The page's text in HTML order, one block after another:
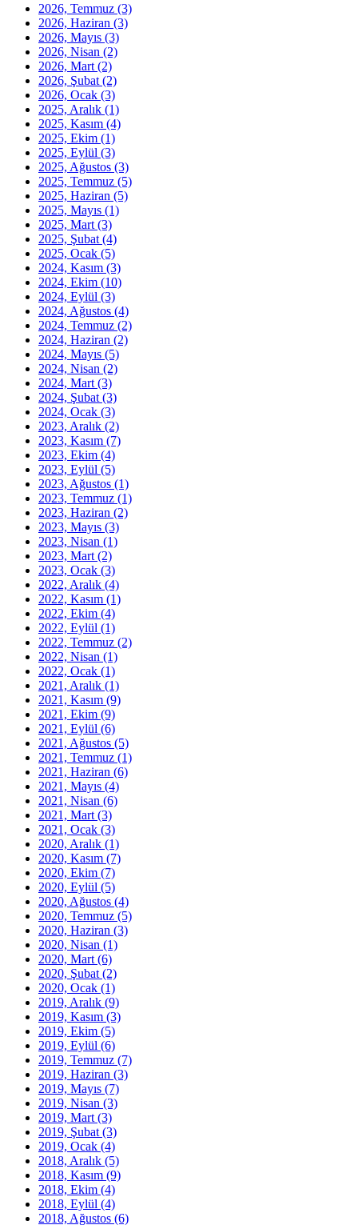
2026, Temmuz (3)
2026, Haziran (3)
2026, Mayıs (3)
2026, Nisan (2)
2026, Mart (2)
2026, Şubat (2)
2026, Ocak (3)
2025, Aralık (1)
2025, Kasım (4)
2025, Ekim (1)
2025, Eylül (3)
2025, Ağustos (3)
2025, Temmuz (5)
2025, Haziran (5)
2025, Mayıs (1)
2025, Mart (3)
2025, Şubat (4)
2025, Ocak (5)
2024, Kasım (3)
2024, Ekim (10)
2024, Eylül (3)
2024, Ağustos (4)
2024, Temmuz (2)
2024, Haziran (2)
2024, Mayıs (5)
2024, Nisan (2)
2024, Mart (3)
2024, Şubat (3)
2024, Ocak (3)
2023, Aralık (2)
2023, Kasım (7)
2023, Ekim (4)
2023, Eylül (5)
2023, Ağustos (1)
2023, Temmuz (1)
2023, Haziran (2)
2023, Mayıs (3)
2023, Nisan (1)
2023, Mart (2)
2023, Ocak (3)
2022, Aralık (4)
2022, Kasım (1)
2022, Ekim (4)
2022, Eylül (1)
2022, Temmuz (2)
2022, Nisan (1)
2022, Ocak (1)
2021, Aralık (1)
2021, Kasım (9)
2021, Ekim (9)
2021, Eylül (6)
2021, Ağustos (5)
2021, Temmuz (1)
2021, Haziran (6)
2021, Mayıs (4)
2021, Nisan (6)
2021, Mart (3)
2021, Ocak (3)
2020, Aralık (1)
2020, Kasım (7)
2020, Ekim (7)
2020, Eylül (5)
2020, Ağustos (4)
2020, Temmuz (5)
2020, Haziran (3)
2020, Nisan (1)
2020, Mart (6)
2020, Şubat (2)
2020, Ocak (1)
2019, Aralık (9)
2019, Kasım (3)
2019, Ekim (5)
2019, Eylül (6)
2019, Temmuz (7)
2019, Haziran (3)
2019, Mayıs (7)
2019, Nisan (3)
2019, Mart (3)
2019, Şubat (3)
2019, Ocak (4)
2018, Aralık (5)
2018, Kasım (9)
2018, Ekim (4)
2018, Eylül (4)
2018, Ağustos (6)